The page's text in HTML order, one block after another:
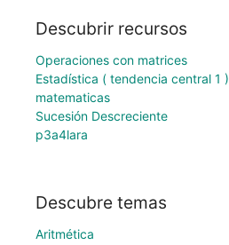
Descubrir recursos
Operaciones con matrices
Estadística ( tendencia central 1 )
matematicas
Sucesión Descreciente
p3a4lara
Descubre temas
Aritmética